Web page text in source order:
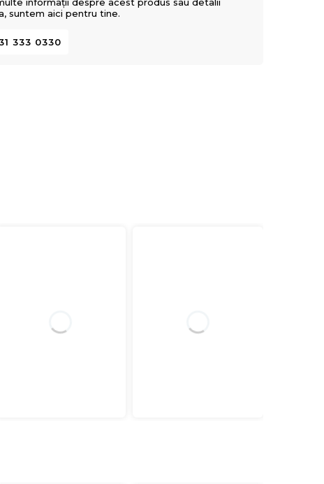
informații despre acest produs sau detalii
suntem aici pentru tine.
333 0330